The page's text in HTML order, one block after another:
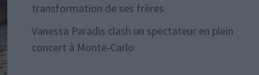
transformation de ses frères
Vanessa Paradis clash un spectateur en plein
concert à Monte-Carlo